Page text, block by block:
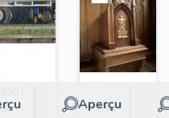
|
Aperçu
Dossier